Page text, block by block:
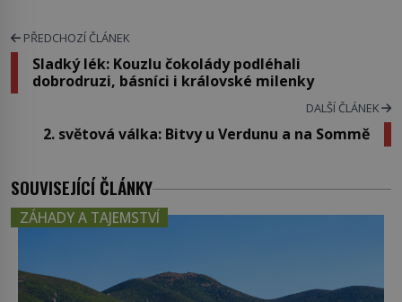
PŘEDCHOZÍ ČLÁNEK
Sladký lék: Kouzlu čokolády podléhali
dobrodruzi, básníci i královské milenky
DALŠÍ ČLÁNEK
2. světová válka: Bitvy u Verdunu a na Sommě
SOUVISEJÍCÍ ČLÁNKY
ZÁHADY A TAJEMSTVÍ